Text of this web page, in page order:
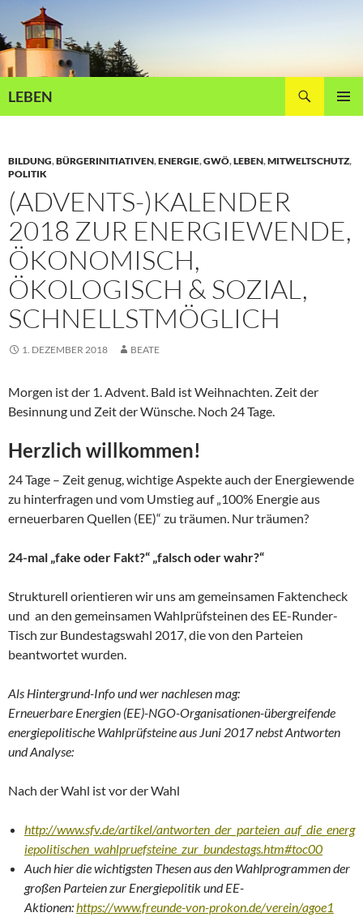
Inhalt
springen
LEBEN
BILDUNG,BÜRGERINITIATIVEN,ENERGIE,GWÖ,LEBEN,MITWELTSCHUTZ,
POLITIK
(ADVENTS-)KALENDER
2018 ZUR ENERGIEWENDE,
ÖKONOMISCH,
ÖKOLOGISCH & SOZIAL,
SCHNELLSTMÖGLICH
1. DEZEMBER 2018 BEATE
Morgen ist der 1. Advent. Bald ist Weihnachten. Zeit der
Besinnung und Zeit der Wünsche. Noch 24 Tage.
Herzlich willkommen!
24 Tage – Zeit genug, wichtige Aspekte auch der Energiewende
zu hinterfragen und vom Umstieg auf „100% Energie aus
erneuerbaren Quellen (EE)“ zu träumen. Nur träumen?
24-mal „fake oder Fakt?“ „falsch oder wahr?“
Strukturell orientieren wir uns am gemeinsamen Faktencheck
und an den gemeinsamen Wahlprüfsteinen des EE-Runder-
Tisch zur Bundestagswahl 2017, die von den Parteien
beantwortet wurden.
Als Hintergrund-Info und wer nachlesen mag:
Erneuerbare Energien (EE)-NGO-Organisationen-übergreifende
energiepolitische Wahlprüfsteine aus Juni 2017 nebst Antworten
und Analyse:
Nach der Wahl ist vor der Wahl
http://www.sfv.de/artikel/antworten_der_parteien_auf_die_energ
iepolitischen_wahlpruefsteine_zur_bundestags.htm#toc00
Auch hier die wichtigsten Thesen aus den Wahlprogrammen der
großen Parteien zur Energiepolitik und EE-
Aktionen:https://www.freunde-von-prokon.de/verein/agoe1